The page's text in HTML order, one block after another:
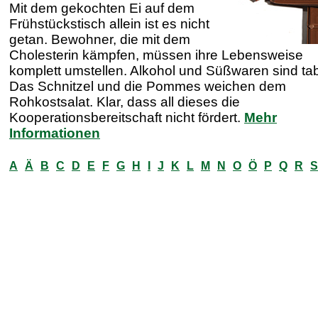
Mit dem gekochten Ei auf dem
Frühstückstisch allein ist es nicht
getan. Bewohner, die mit dem
Cholesterin kämpfen, müssen ihre Lebensweise
komplett umstellen. Alkohol und Süßwaren sind
Das Schnitzel und die Pommes weichen dem
Rohkostsalat. Klar, dass all dieses die
Kooperationsbereitschaft nicht fördert. Mehr
Informationen
A Ä B C D E F G H J K L M N O Ö P Q R S